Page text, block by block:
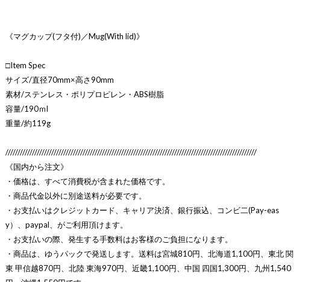
《マグカップ(フタ付)／Mug(With lid)》
□Item Spec
サイズ/直径70mm×高さ90mm
素材/ステンレス・ポリプロピレン・ABS樹脂
容量/190ｍl
重量/約119g
////////////////////////////////////////////////////////////////////////////////////////////////////////
《国内から注文》
・価格は、すべて消費税が含まれた価格です。
・商品代金以外に別途送料が必要です。
・お支払いはクレジットカード、キャリア決済、銀行振込、コンビ二(Pay-eas
y）、paypal、がご利用頂けます。
・お支払いの際、発生する手数料はお客様のご負担になります。
・商品は、ゆうパックで発送します。送料は宮城810円、北海道1,100円、東北 関
東 甲信越870円、北陸 東海970円、近畿1,100円、中国 四国1,300円、九州1,540